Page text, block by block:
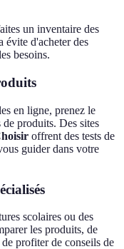
un inventaire des
évite d'acheter des
besoins.
en ligne, prenez le
de produits. Des sites
offrent des tests de
guider dans votre
scolaires ou des
les produits, de
profiter de conseils de